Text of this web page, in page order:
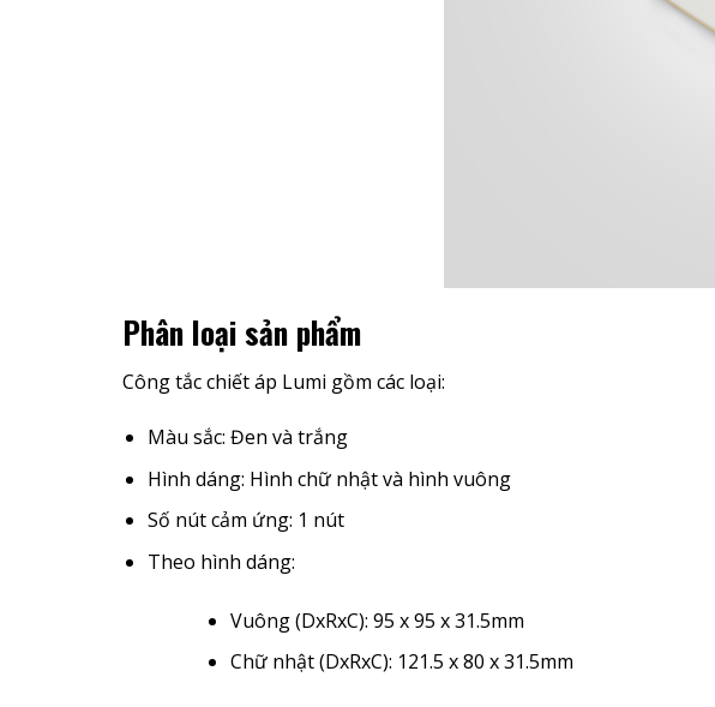
Phân loại sản phẩm
Công tắc chiết áp Lumi gồm các loại:
Màu sắc: Đen và trắng
Hình dáng: Hình chữ nhật và hình vuông
Số nút cảm ứng: 1 nút
Theo hình dáng:
Vuông (DxRxC): 95 x 95 x 31.5mm
Chữ nhật (DxRxC): 121.5 x 80 x 31.5mm